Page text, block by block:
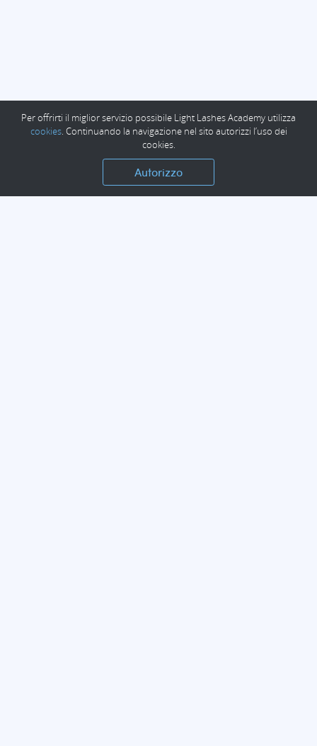
Per offrirti il miglior servizio possibile Light Lashes Academy utilizza
cookies. Continuando la navigazione nel sito autorizzi l’uso dei
cookies.
Autorizzo